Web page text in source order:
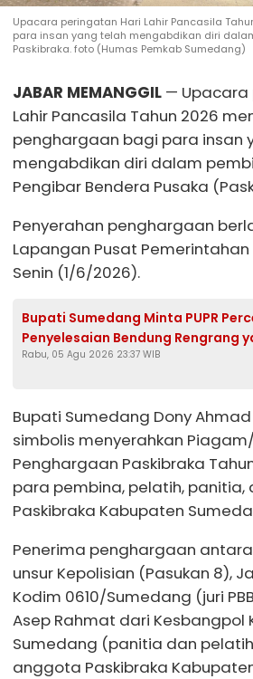
Upacara peringatan Hari Lahir Pancasila
para insan yang telah mengabdikan diri
Paskibraka. foto (Humas Pemkab Sumedang)
JABAR MEMANGGIL — Upacara
Lahir Pancasila Tahun 2026
penghargaan bagi para insan
mengabdikan diri dalam
Pengibar Bendera Pusaka
Penyerahan penghargaan
Lapangan Pusat Pemerintahan
Senin (1/6/2026).
Bupati Sumedang Minta PUPR
Penyelesaian Bendung Rengrang
Belum Berfungsi Optimal
Rabu, 05 Agu 2026 23:37 WIB
Bupati Sumedang Dony
simbolis menyerahkan
Penghargaan Paskibraka
para pembina, pelatih,
Paskibraka Kabupaten
Penerima penghargaan
unsur Kepolisian (Pasukan 8),
Kodim 0610/Sumedang (juri
Asep Rahmat dari Kesbangpol
Sumedang (panitia dan
anggota Paskibraka